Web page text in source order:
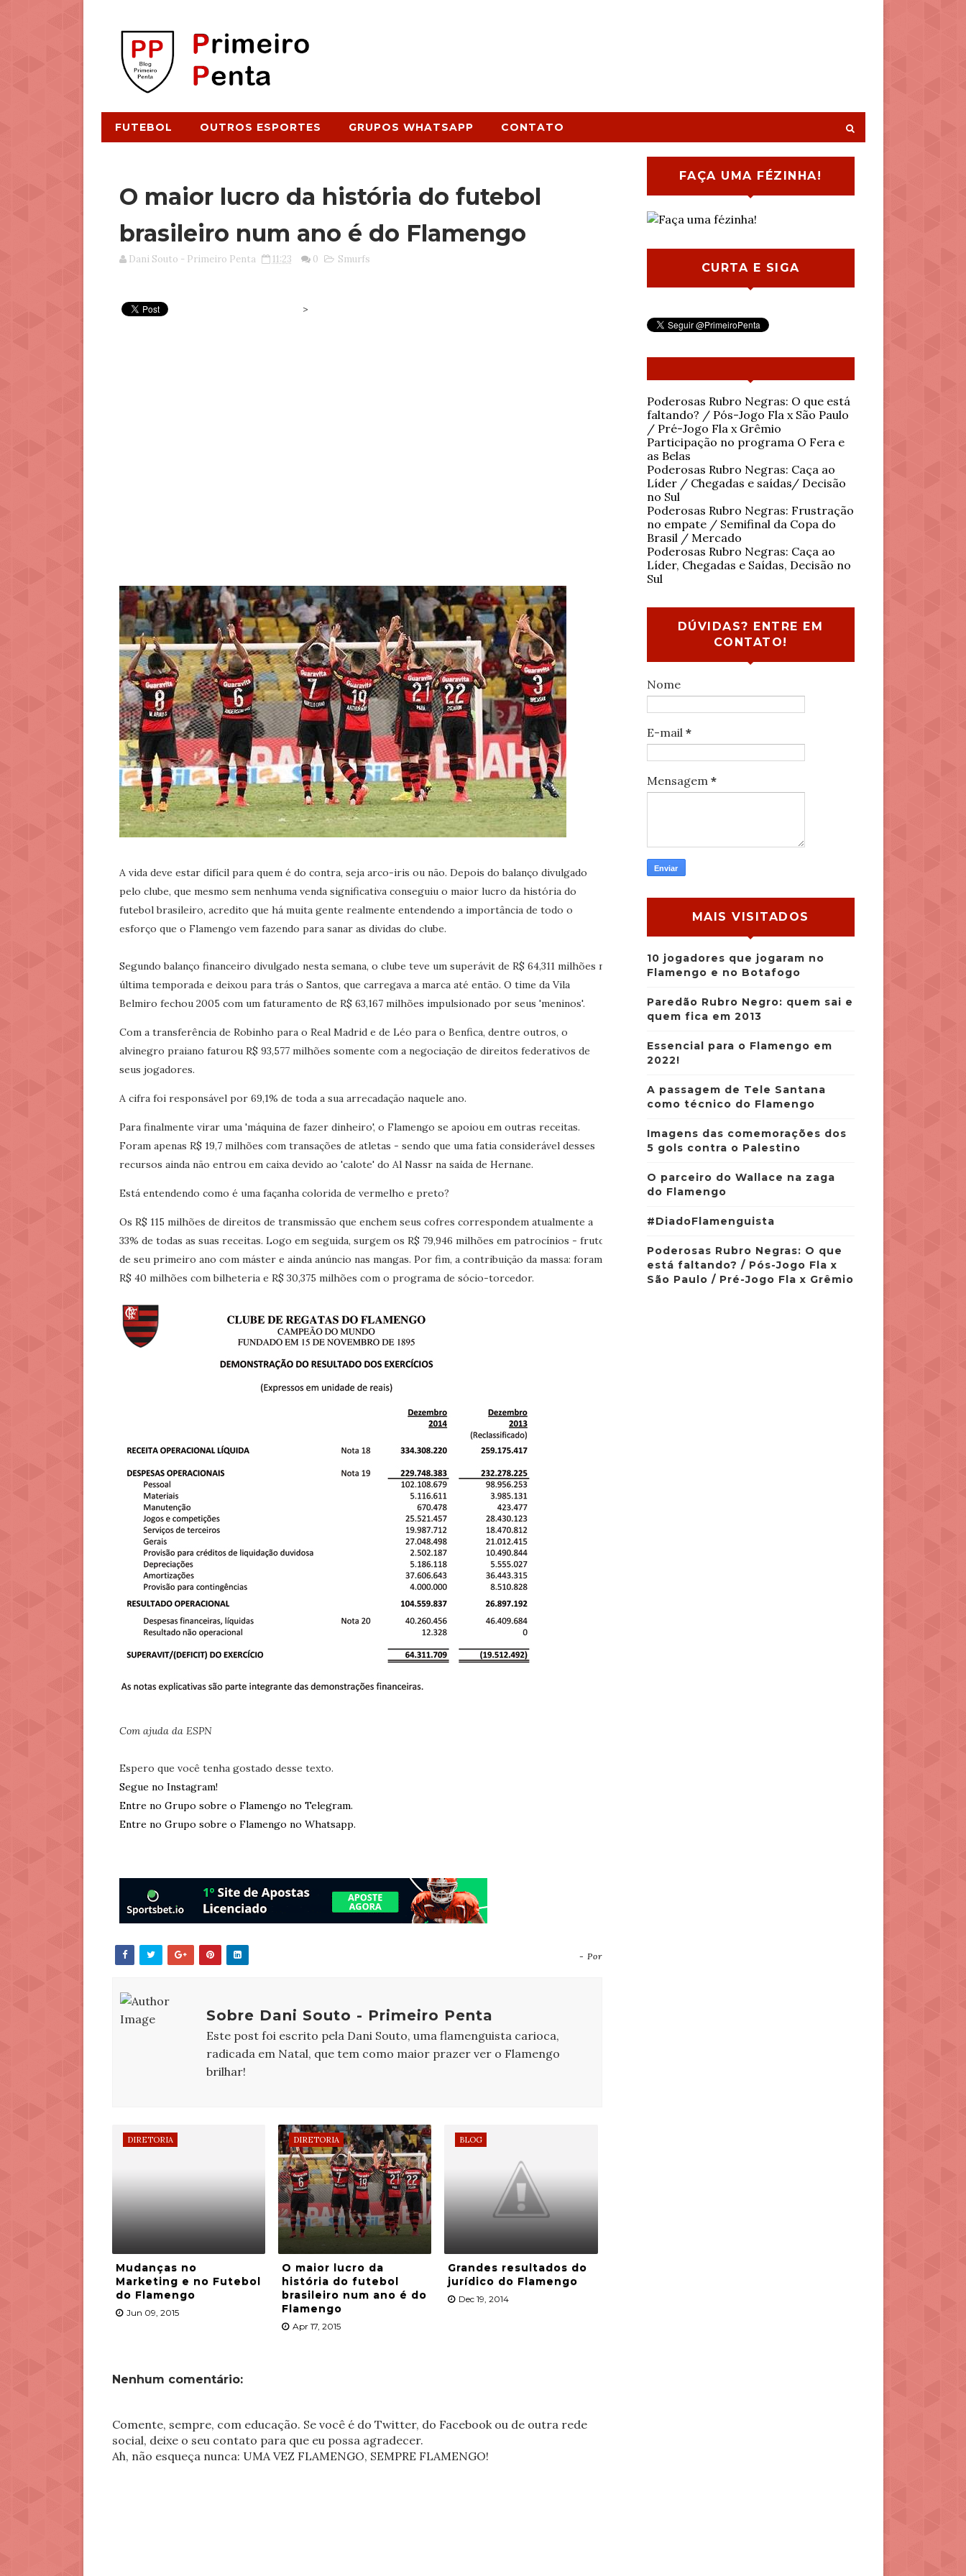
FUTEBOL OUTROS ESPORTES GRUPOS WHATSAPP CONTATO
O maior lucro da história do futebol
brasileiro num ano é do Flamengo
Dani Souto - Primeiro Penta 11:23 0 Smurfs
>
A vida deve estar difícil para quem é do contra, seja arco-iris ou não. Depois do balanço divulgado
pelo clube, que mesmo sem nenhuma venda significativa conseguiu o maior lucro da história do
futebol brasileiro, acredito que há muita gente realmente entendendo a importância de todo o
esforço que o Flamengo vem fazendo para sanar as dividas do clube.
Segundo balanço financeiro divulgado nesta semana, o clube teve um superávit de R$ 64,311 milhões na
última temporada e deixou para trás o Santos, que carregava a marca até então. O time da Vila
Belmiro fechou 2005 com um faturamento de R$ 63,167 milhões impulsionado por seus 'meninos'.
Com a transferência de Robinho para o Real Madrid e de Léo para o Benfica, dentre outros, o
alvinegro praiano faturou R$ 93,577 milhões somente com a negociação de direitos federativos de
seus jogadores.
A cifra foi responsável por 69,1% de toda a sua arrecadação naquele ano.
Para finalmente virar uma 'máquina de fazer dinheiro', o Flamengo se apoiou em outras receitas.
Foram apenas R$ 19,7 milhões com transações de atletas - sendo que uma fatia considerável desses
recursos ainda não entrou em caixa devido ao 'calote' do Al Nassr na saída de Hernane.
Está entendendo como é uma façanha colorida de vermelho e preto?
Os R$ 115 milhões de direitos de transmissão que enchem seus cofres correspondem atualmente a
33% de todas as suas receitas. Logo em seguida, surgem os R$ 79,946 milhões em patrocínios - fruto
de seu primeiro ano com máster e ainda anúncio nas mangas. Por fim, a contribuição da massa: foram
R$ 40 milhões com bilheteria e R$ 30,375 milhões com o programa de sócio-torcedor.
Com ajuda da ESPN
Espero que você tenha gostado desse texto.
Segue no Instagram!
Entre no Grupo sobre o Flamengo no Telegram.
Entre no Grupo sobre o Flamengo no Whatsapp.
- Por
Sobre Dani Souto - Primeiro Penta
Este post foi escrito pela Dani Souto, uma flamenguista carioca,
radicada em Natal, que tem como maior prazer ver o Flamengo
brilhar!
DIRETORIA
Mudanças no
Marketing e no Futebol
do Flamengo
Jun 09, 2015
DIRETORIA
O maior lucro da
história do futebol
brasileiro num ano é do
Flamengo
Apr 17, 2015
BLOG
Grandes resultados do
jurídico do Flamengo
Dec 19, 2014
Nenhum comentário:
Comente, sempre, com educação. Se você é do Twitter, do Facebook ou de outra rede
social, deixe o seu contato para que eu possa agradecer.
Ah, não esqueça nunca: UMA VEZ FLAMENGO, SEMPRE FLAMENGO!
FAÇA UMA FÉZINHA!
CURTA E SIGA
Poderosas Rubro Negras: O que está
faltando? / Pós-Jogo Fla x São Paulo
/ Pré-Jogo Fla x Grêmio
Participação no programa O Fera e
as Belas
Poderosas Rubro Negras: Caça ao
Líder / Chegadas e saídas/ Decisão
no Sul
Poderosas Rubro Negras: Frustração
no empate / Semifinal da Copa do
Brasil / Mercado
Poderosas Rubro Negras: Caça ao
Líder, Chegadas e Saídas, Decisão no
Sul
DÚVIDAS? ENTRE EM
CONTATO!
Nome
E-mail *
Mensagem *
MAIS VISITADOS
10 jogadores que jogaram no
Flamengo e no Botafogo
Paredão Rubro Negro: quem sai e
quem fica em 2013
Essencial para o Flamengo em
2022!
A passagem de Tele Santana
como técnico do Flamengo
Imagens das comemorações dos
5 gols contra o Palestino
O parceiro do Wallace na zaga
do Flamengo
#DiadoFlamenguista
Poderosas Rubro Negras: O que
está faltando? / Pós-Jogo Fla x
São Paulo / Pré-Jogo Fla x Grêmio